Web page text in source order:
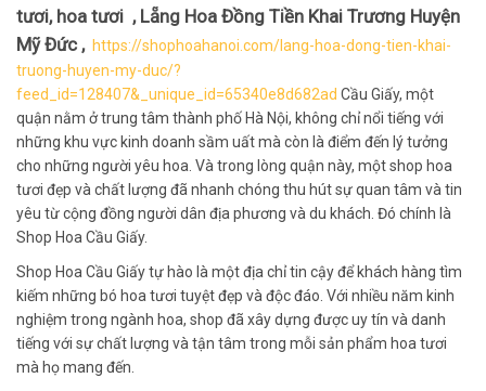
tươi, hoa tươi , Lẵng Hoa Đồng Tiền Khai Trương Huyện
Mỹ Đức , https://shophoahanoi.com/lang-hoa-dong-tien-khai-
truong-huyen-my-duc/?
feed_id=128407&_unique_id=65340e8d682ad Cầu Giấy, một
quận nằm ở trung tâm thành phố Hà Nội, không chỉ nổi tiếng với
những khu vực kinh doanh sầm uất mà còn là điểm đến lý tưởng
cho những người yêu hoa. Và trong lòng quận này, một shop hoa
tươi đẹp và chất lượng đã nhanh chóng thu hút sự quan tâm và tin
yêu từ cộng đồng người dân địa phương và du khách. Đó chính là
Shop Hoa Cầu Giấy.
Shop Hoa Cầu Giấy tự hào là một địa chỉ tin cậy để khách hàng tìm
kiếm những bó hoa tươi tuyệt đẹp và độc đáo. Với nhiều năm kinh
nghiệm trong ngành hoa, shop đã xây dựng được uy tín và danh
tiếng với sự chất lượng và tận tâm trong mỗi sản phẩm hoa tươi
mà họ mang đến.